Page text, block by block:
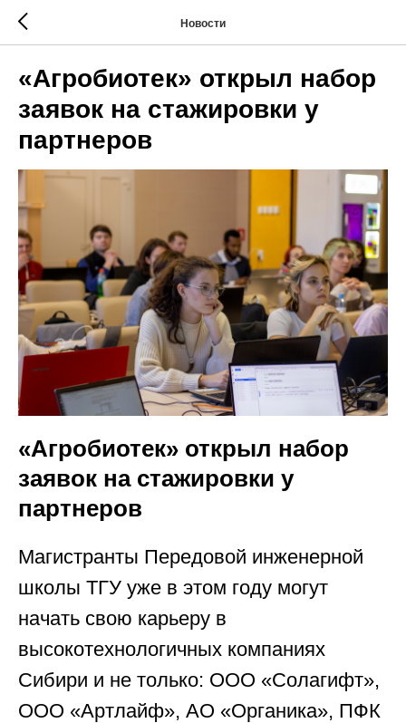
Новости
«Агробиотек» открыл набор
заявок на стажировки у
партнеров
«Агробиотек» открыл набор
заявок на стажировки у
партнеров
Магистранты Передовой инженерной
школы ТГУ уже в этом году могут
начать свою карьеру в
высокотехнологичных компаниях
Сибири и не только: ООО «Солагифт»,
ООО «Артлайф», АО «Органика», ПФК